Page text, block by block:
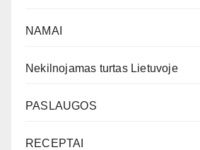
NAMAI
Nekilnojamas turtas Lietuvoje
PASLAUGOS
RECEPTAI